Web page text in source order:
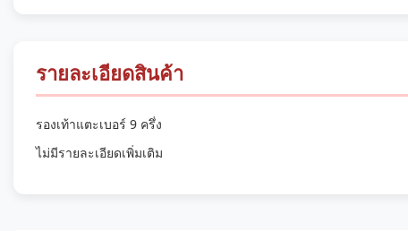
รายละเอียดสินค้า
รองเท้าแตะเบอร์ 9 ครึ่ง
ไม่มีรายละเอียดเพิ่มเติม